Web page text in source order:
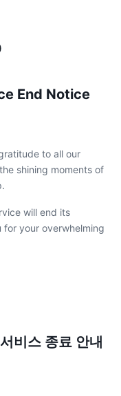
End Notice
to all our
shining moments of
will end its
your overwhelming
비스 종료 안내